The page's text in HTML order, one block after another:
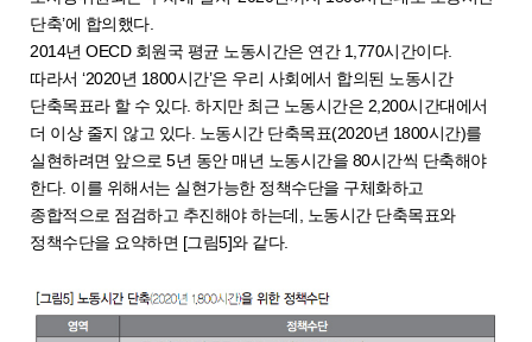
단축’에 합의했다.
2014년 OECD 회원국 평균 노동시간은 연간 1,770시간이다.
따라서 ‘2020년 1800시간’은 우리 사회에서 합의된 노동시간
단축목표라 할 수 있다. 하지만 최근 노동시간은 2,200시간대에서
더 이상 줄지 않고 있다. 노동시간 단축목표(2020년 1800시간)를
실현하려면 앞으로 5년 동안 매년 노동시간을 80시간씩 단축해야
한다. 이를 위해서는 실현가능한 정책수단을 구체화하고
종합적으로 점검하고 추진해야 하는데, 노동시간 단축목표와
정책수단을 요약하면 [그림5]와 같다.